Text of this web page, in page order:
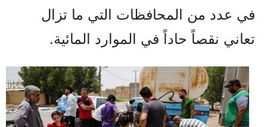
في عدد من المحافظات التي ما تزال
تعاني نقصاً حاداً في الموارد المائية.